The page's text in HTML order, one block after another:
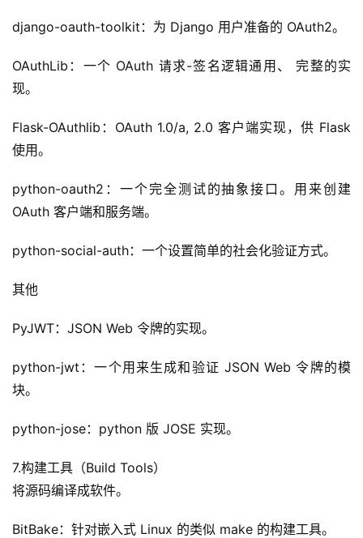
django-oauth-toolkit：为 Django 用户准备的 OAuth2。
OAuthLib：一个 OAuth 请求-签名逻辑通用、 完整的实
现。
Flask-OAuthlib：OAuth 1.0/a, 2.0 客户端实现，供 Flask
使用。
python-oauth2：一个完全测试的抽象接口。用来创建
OAuth 客户端和服务端。
python-social-auth：一个设置简单的社会化验证方式。
其他
PyJWT：JSON Web 令牌的实现。
python-jwt：一个用来生成和验证 JSON Web 令牌的模
块。
python-jose：python 版 JOSE 实现。
7.构建工具（Build Tools）
将源码编译成软件。
BitBake：针对嵌入式 Linux 的类似 make 的构建工具。